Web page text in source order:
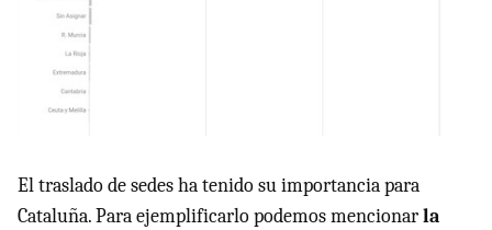
El traslado de sedes ha tenido su importancia para
Cataluña. Para ejemplificarlo podemos mencionarla